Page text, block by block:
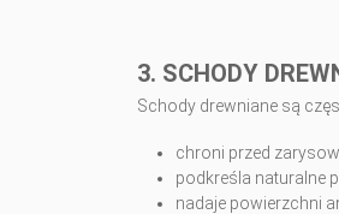
3. SCHODY
Schody drewniane są
chroni przed
podkreśla naturalne
nadaje powierzchni